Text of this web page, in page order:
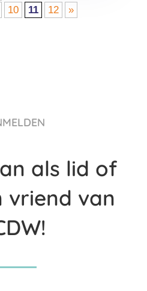
10 11 12 »
als lid of
vriend van